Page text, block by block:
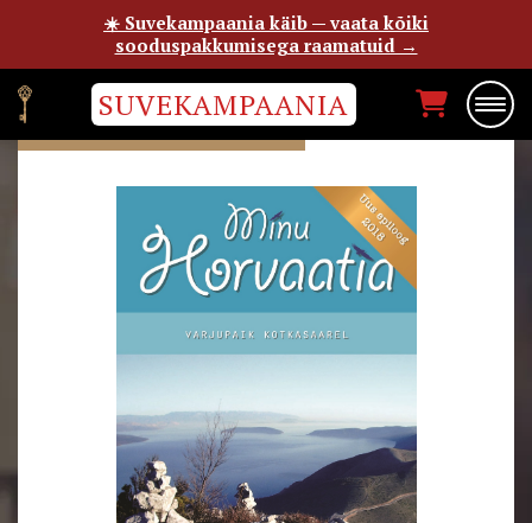
SUVEKAMPAANIA
SIGRID SUU-PEICA
☀️ Suvekampaania käib — vaata kõiki
sooduspakkumisega raamatuid →